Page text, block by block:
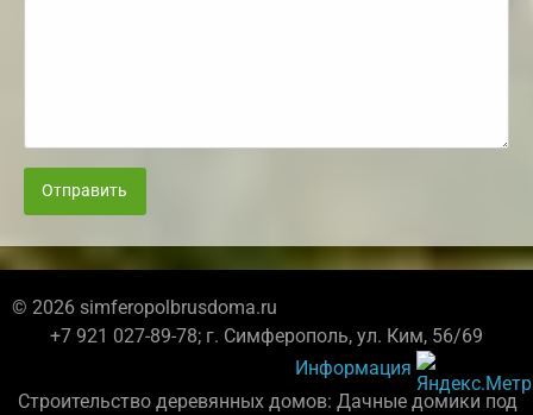
Отправить
© 2026 simferopolbrusdoma.ru
+7 921 027-89-78; г. Симферополь, ул. Ким, 56/69
Информация
Строительство деревянных домов: Дачные домики под